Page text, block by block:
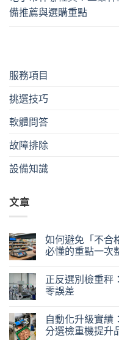
服務項目
挑選技巧
軟體問答
故障排除
設備知識
文章
如何避免「不合
必懂的重點一次
正反選別檢重秤
零誤差
自動化升級實績
分選檢重機提升
備推薦與選購重點